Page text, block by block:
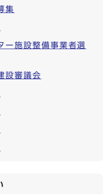
集
ー施設整備事業者選
設審議会